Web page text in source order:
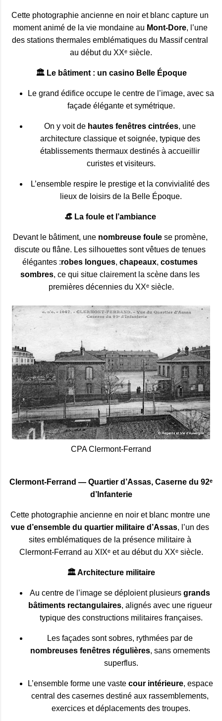
Cette photographie ancienne en noir et blanc capture un
moment animé de la vie mondaine au Mont‑Dore, l’une
des stations thermales emblématiques du Massif central
au début du XXᵉ siècle.
🏛️ Le bâtiment : un casino Belle Époque
Le grand édifice occupe le centre de l’image, avec sa
façade élégante et symétrique.
On y voit de hautes fenêtres cintrées, une
architecture classique et soignée, typique des
établissements thermaux destinés à accueillir
curistes et visiteurs.
L’ensemble respire le prestige et la convivialité des
lieux de loisirs de la Belle Époque.
👒 La foule et l’ambiance
Devant le bâtiment, une nombreuse foule se promène,
discute ou flâne. Les silhouettes sont vêtues de tenues
élégantes :robes longues, chapeaux, costumes
sombres, ce qui situe clairement la scène dans les
premières décennies du XXᵉ siècle.
CPA Clermont-Ferrand
Clermont‑Ferrand — Quartier d’Assas, Caserne du 92ᵉ
d’Infanterie
Cette photographie ancienne en noir et blanc montre une
vue d’ensemble du quartier militaire d’Assas, l’un des
sites emblématiques de la présence militaire à
Clermont‑Ferrand au XIXᵉ et au début du XXᵉ siècle.
🏛️Architecture militaire
Au centre de l’image se déploient plusieurs grands
bâtiments rectangulaires, alignés avec une rigueur
typique des constructions militaires françaises.
nombreuses fenêtres régulières, sans ornements
superflus.
L’ensemble forme une vaste cour intérieure, espace
central des casernes destiné aux rassemblements,
exercices et déplacements des troupes.